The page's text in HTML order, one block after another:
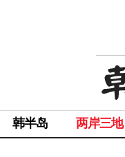
韩半岛 两岸三地